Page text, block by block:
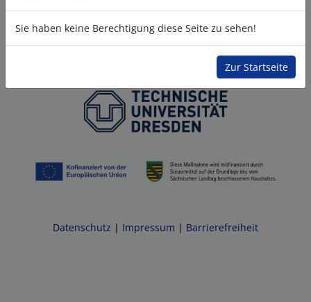
Sie haben keine Berechtigung diese Seite zu sehen!
Zur Startseite
Datenschutz | Impressum | Barrierefreiheit